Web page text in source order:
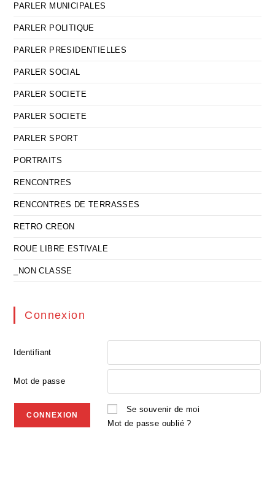
PARLER MUNICIPALES
PARLER POLITIQUE
PARLER PRESIDENTIELLES
PARLER SOCIAL
PARLER SOCIETE
PARLER SOCIETE
PARLER SPORT
PORTRAITS
RENCONTRES
RENCONTRES DE TERRASSES
RETRO CREON
ROUE LIBRE ESTIVALE
_NON CLASSE
Connexion
Identifiant
Mot de passe
Se souvenir de moi
Mot de passe oublié ?